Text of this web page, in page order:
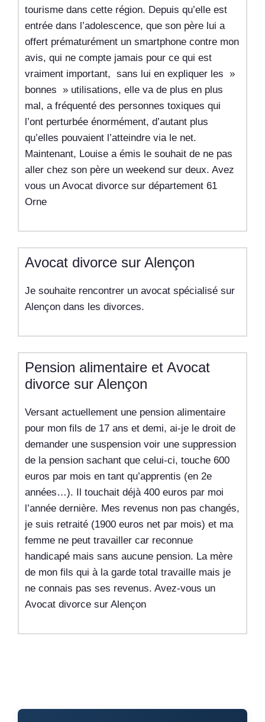
tourisme dans cette région. Depuis qu’elle est
entrée dans l’adolescence, que son père lui a
offert prématurément un smartphone contre mon
avis, qui ne compte jamais pour ce qui est
vraiment important, sans lui en expliquer les »
bonnes » utilisations, elle va de plus en plus
mal, a fréquenté des personnes toxiques qui
l’ont perturbée énormément, d’autant plus
qu’elles pouvaient l’atteindre via le net.
Maintenant, Louise a émis le souhait de ne pas
aller chez son père un weekend sur deux. Avez
vous un Avocat divorce sur département 61
Orne
Avocat divorce sur Alençon
Je souhaite rencontrer un avocat spécialisé sur
Alençon dans les divorces.
Pension alimentaire et Avocat
divorce sur Alençon
Versant actuellement une pension alimentaire
pour mon fils de 17 ans et demi, ai-je le droit de
demander une suspension voir une suppression
de la pension sachant que celui-ci, touche 600
euros par mois en tant qu’apprentis (en 2e
années…). Il touchait déjà 400 euros par moi
l’année dernière. Mes revenus non pas changés,
je suis retraité (1900 euros net par mois) et ma
femme ne peut travailler car reconnue
handicapé mais sans aucune pension. La mère
de mon fils qui à la garde total travaille mais je
ne connais pas ses revenus. Avez-vous un
Avocat divorce sur Alençon